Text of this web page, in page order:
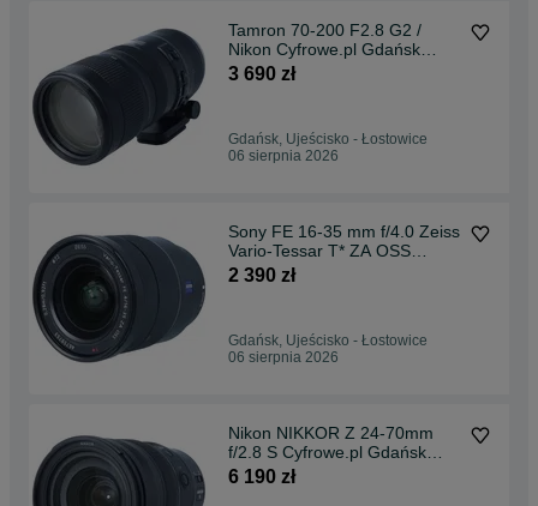
Tamron 70-200 F2.8 G2 /
Nikon Cyfrowe.pl Gdańsk
Kartuska 149, lok. 11
3 690 zł
Gdańsk, Ujeścisko - Łostowice
06 sierpnia 2026
Sony FE 16-35 mm f/4.0 Zeiss
Vario-Tessar T* ZA OSS
Cyfrowe.pl Gdańsk Kartuska
2 390 zł
Gdańsk, Ujeścisko - Łostowice
06 sierpnia 2026
Nikon NIKKOR Z 24-70mm
f/2.8 S Cyfrowe.pl Gdańsk
Kartuska 149, lok. 11
6 190 zł